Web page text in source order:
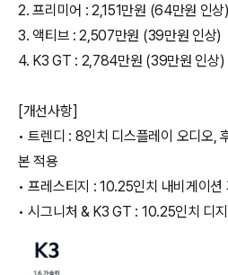
2. 프리미어 : 2,151만원 (64만원 인상)
3. 액티브 : 2,507만원 (39만원 인상)
4. K3 GT : 2,784만원 (39만원 인상)
[개선사항]
• 트렌디 : 8인치 디스플레이 오디오,
본 적용
• 프레스티지 : 10.25인치 내비게이션
• 시그니처 & K3 GT : 10.25인치 디